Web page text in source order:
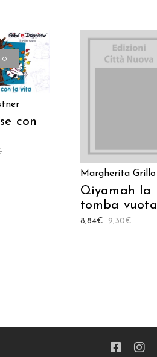
con
Margherita Grillo
Qiyamah la
tomba vuota
9,30€
8,84€